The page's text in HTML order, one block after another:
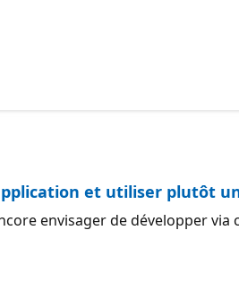
et utiliser plutôt
envisager de développer via